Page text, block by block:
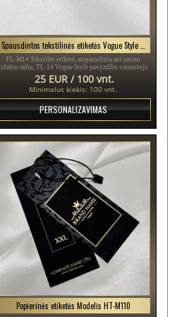
TL-M14 Tekstilės etiketė, atspausdinta ant satino
raštu, TL-14 Vogue Style pavyzdžio vairuotojo
pažymėjimas, skirtas drabužiams, įvairiems drabužiams
ir aksesuarams.
25 EUR / 100 vnt.
Minimalus kiekis: 100 vnt.
PERSONALIZAVIMAS
Popierinės etiketės Modelis HT-M110